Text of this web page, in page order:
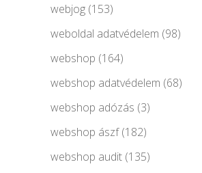
webjog (153)
weboldal adatvédelem (98)
webshop (164)
webshop adatvédelem (68)
webshop adózás (3)
webshop ászf(182)
webshop audit (135)